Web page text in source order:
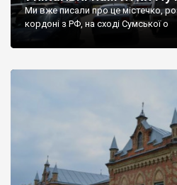
Ми вже писали про це містечко,
кордоні з РФ, на сході Сумської о